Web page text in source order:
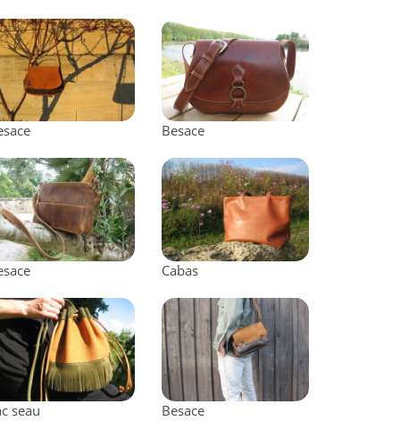
Besace
Cabas
seau Besace